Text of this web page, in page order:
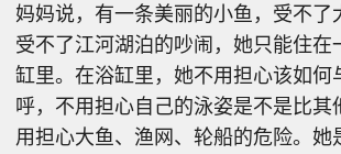
妈妈说，有一条美丽的小鱼，受不了
受不了江河湖泊的吵闹，她只能住在
缸里。在浴缸里，她不用担心该如何
呼，不用担心自己的泳姿是不是比其
用担心大鱼、渔网、轮船的危险。她